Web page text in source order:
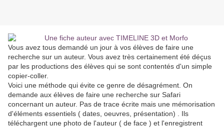
Vous avez tous demandé un jour à vos élèves de faire une
recherche sur un auteur. Vous avez très certainement été déçus
par les productions des élèves qui se sont contentés d'un simple
copier-coller.
Voici une méthode qui évite ce genre de désagrément. On
demande aux élèves de faire une recherche sur Safari
concernant un auteur. Pas de trace écrite mais une mémorisation
d'éléments essentiels ( dates, oeuvres, présentation) . Ils
téléchargent une photo de l'auteur ( de face ) et l'enregistrent